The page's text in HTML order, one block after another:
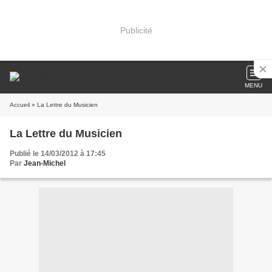
Publicité
MENU
Accueil » La Lettre du Musicien
La Lettre du Musicien
Publié le 14/03/2012 à 17:45
Par Jean-Michel